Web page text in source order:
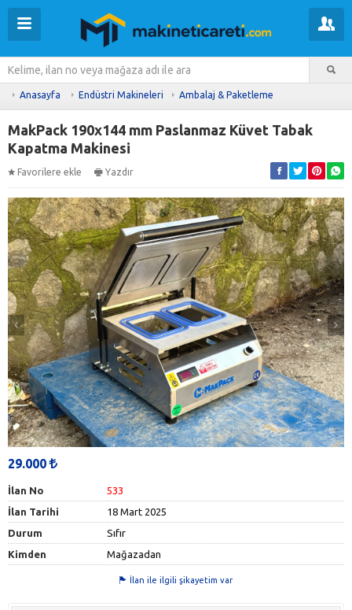
Anasayfa Endüstri Makineleri Ambalaj & Paketleme
MakPack 190x144 mm Paslanmaz Küvet Tabak
Kapatma Makinesi
Favorilere ekle Yazdır
29.000
İlan No
533
İlan Tarihi
18 Mart 2025
Durum
Sıfır
Kimden
Mağazadan
İlan ile ilgili şikayetim var